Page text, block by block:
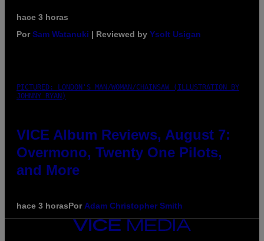
hace 3 horas
PorSam Watanuki | Reviewed by Ysolt Usigan
PICTURED: LONDON'S MAN/WOMAN/CHAINSAW (ILLUSTRATION BY
JOHNNY RYAN)
VICE Album Reviews, August 7:
Overmono, Twenty One Pilots,
and More
hace 3 horasPor Adam Christopher Smith
VICE